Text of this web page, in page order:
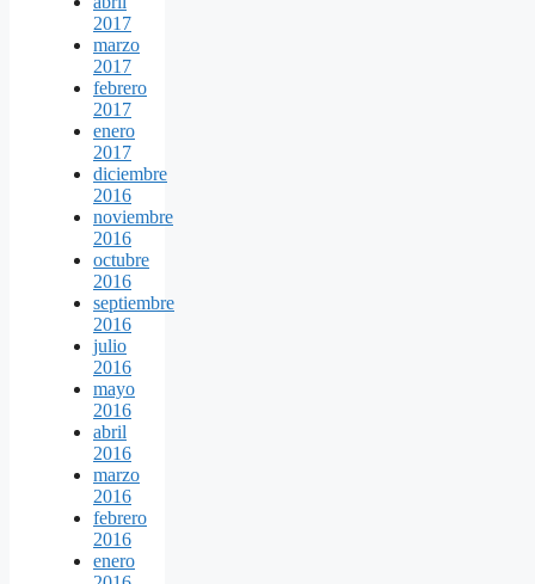
2017
marzo
2017
febrero
2017
enero
2017
diciembre
2016
noviembre
2016
octubre
2016
septiembre
2016
julio
2016
mayo
2016
abril
2016
marzo
2016
febrero
2016
enero